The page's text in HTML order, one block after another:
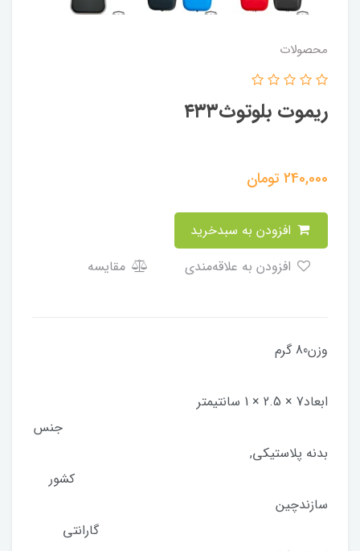
محصولات
ریموت بلوتوث۴۳۳
240,000تومان
مقایسه
وزن80 گرم
ابعاد7 × 2.5 × 1 سانتیمتر
جنس
بدنه پلاستیکی,
کشور
سازندچین
گارانتی